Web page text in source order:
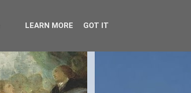
LEARN MORE GOT IT